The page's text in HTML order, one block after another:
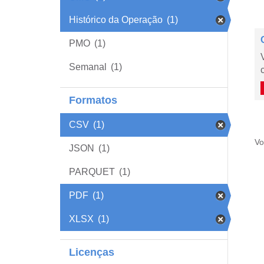
Histórico da Operação (1)
PMO (1)
Semanal (1)
Formatos
CSV (1)
JSON (1)
PARQUET (1)
PDF (1)
XLSX (1)
Licenças